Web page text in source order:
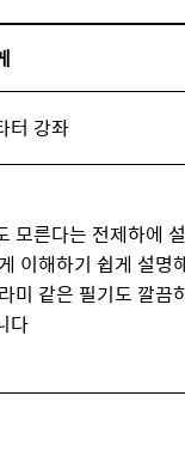
터 강좌
모른다는 전제하에
이해하기 쉽게 설
미 같은 필기도 깔끔
다